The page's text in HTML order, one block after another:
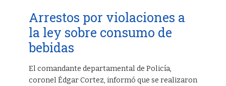
Arrestos por violaciones a
la ley sobre consumo de
bebidas
El comandante departamental de Policía,
coronel Édgar Cortez, informó que se realizaron